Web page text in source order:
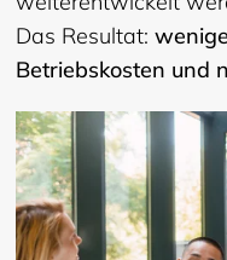
Das Resultat:
Betriebskosten und